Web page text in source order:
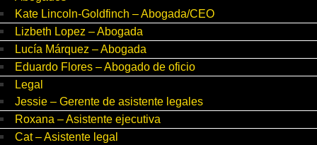
Kate Lincoln-Goldfinch – Abogada/CEO
Lizbeth Lopez – Abogada
Lucía Márquez – Abogada
Eduardo Flores – Abogado de oficio
Legal
Jessie – Gerente de asistente legales
Roxana – Asistente ejecutiva
Cat – Asistente legal